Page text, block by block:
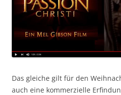
Das gleiche gilt für den
auch eine kommerzielle